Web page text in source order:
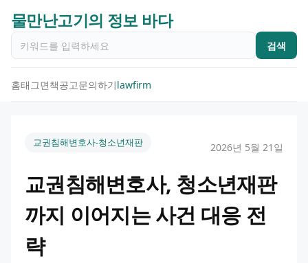
물만난고기의 정보 바다
검색
홈태그면책공고문의하기lawfirm
교권침해변호사-청소년재판 2026년 5월 21일
교권침해변호사, 청소년재판
까지 이어지는 사건 대응 전
략